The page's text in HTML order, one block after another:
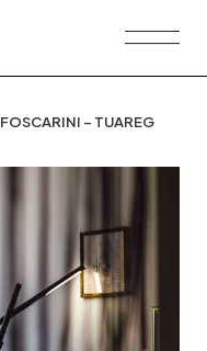
FOSCARINI – TUAREG